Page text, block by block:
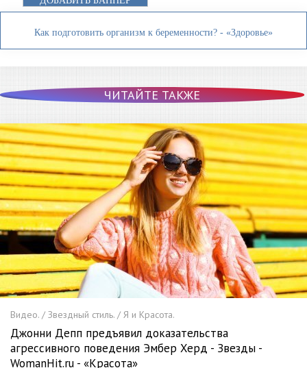
Как подготовить организм к беременности? - «Здоровье»
ЧИТАЙТЕ ТАКЖЕ
Видео. / Звездный стиль. / Я и Красота.
Джонни Депп предъявил доказательства
агрессивного поведения Эмбер Херд - Звезды -
WomanHit.ru - «Красота»